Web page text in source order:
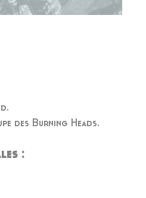
des Burning Heads.
: